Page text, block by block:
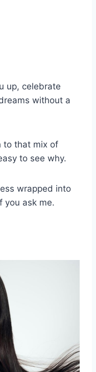
up, celebrate
without a
to that mix of
to see why.
wrapped into
ask me.